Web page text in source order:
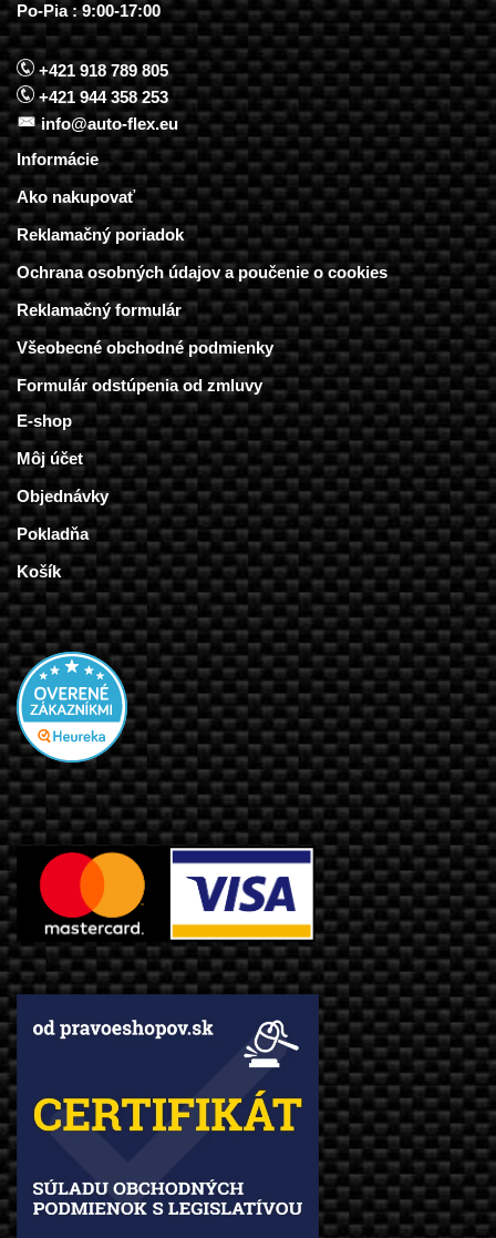
Po-Pia : 9:00-17:00
+421 918 789 805
+421 944 358 253
info@auto-flex.eu
Informácie
Ako nakupovať
Reklamačný poriadok
Ochrana osobných údajov a poučenie o cookies
Reklamačný formulár
Všeobecné obchodné podmienky
Formulár odstúpenia od zmluvy
E-shop
Môj účet
Objednávky
Pokladňa
Košík